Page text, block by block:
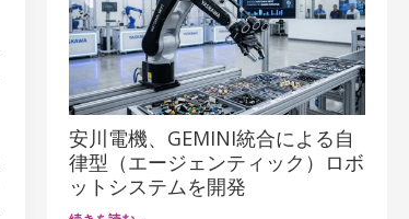
安川電機、GEMINI統合による自
律型（エージェンティック）ロボ
ットシステムを開発